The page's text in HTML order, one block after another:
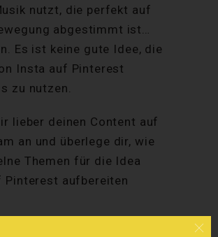
nutzt, die perfekt auf
abgestimmt ist…
Es ist keine gute Idee, die
Insta auf Pinterest
zu nutzen.
lieber deinen Content auf
an und überlege dir, wie
Themen für die Idea
Pinterest aufbereiten